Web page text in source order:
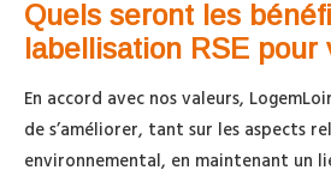
Quels seront les
labellisation RSE pour
En accord avec nos valeurs,
de s’améliorer, tant sur les aspects
environnemental, en maintenant un